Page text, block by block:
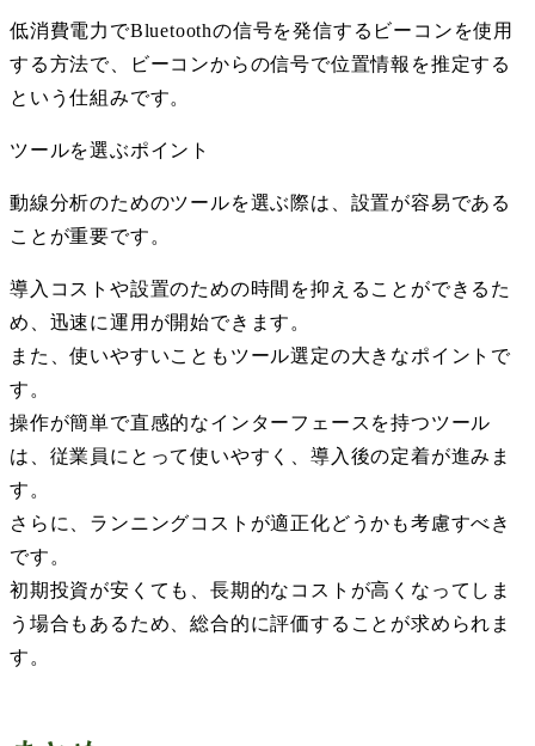
低消費電力でBluetoothの信号を発信するビーコンを使用
する方法で、ビーコンからの信号で位置情報を推定する
という仕組みです。
ツールを選ぶポイント
動線分析のためのツールを選ぶ際は、設置が容易である
ことが重要です。
導入コストや設置のための時間を抑えることができるた
め、迅速に運用が開始できます。
また、使いやすいこともツール選定の大きなポイントで
す。
操作が簡単で直感的なインターフェースを持つツール
は、従業員にとって使いやすく、導入後の定着が進みま
す。
さらに、ランニングコストが適正化どうかも考慮すべき
です。
初期投資が安くても、長期的なコストが高くなってしま
う場合もあるため、総合的に評価することが求められま
す。